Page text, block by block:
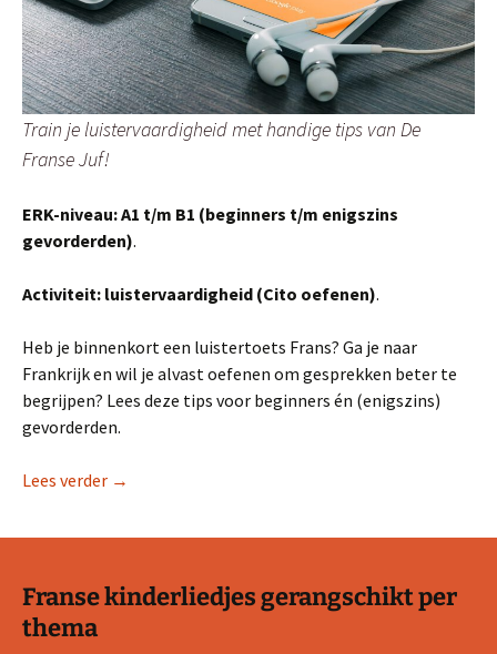
Train je luistervaardigheid met handige tips van De
Franse Juf!
ERK-niveau: A1 t/m B1 (beginners t/m enigszins
gevorderden).
Activiteit: luistervaardigheid (Cito oefenen).
Heb je binnenkort een luistertoets Frans? Ga je naar
Frankrijk en wil je alvast oefenen om gesprekken beter te
begrijpen? Lees deze tips voor beginners én (enigszins)
gevorderden.
Lees verder 5 tips: luistervaardigheid Frans oefenen
→
Franse kinderliedjes gerangschikt per
thema